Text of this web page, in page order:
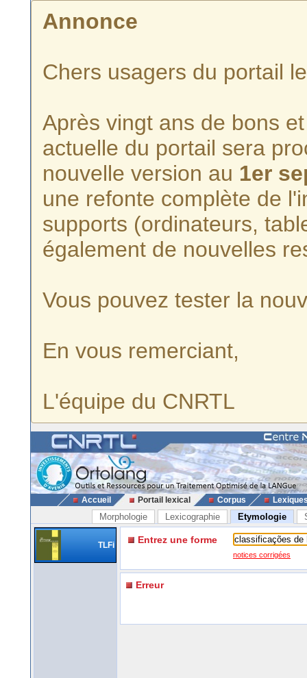
Annonce
Chers usagers du portail
Après vingt ans de bons
actuelle du portail sera
nouvelle version au 1er
une refonte complète de
supports (ordinateurs,
également de nouvelles
Vous pouvez tester la
En vous remerciant,
L'équipe du CNRTL
Accueil Portail lexical Corpus
Morphologie Lexicographie Etymologie
TLFi Entrez une forme
notices corrigées
Erreur